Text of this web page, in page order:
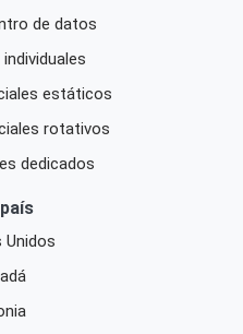
de datos
estáticos
rotativos
dedicados
Unidos